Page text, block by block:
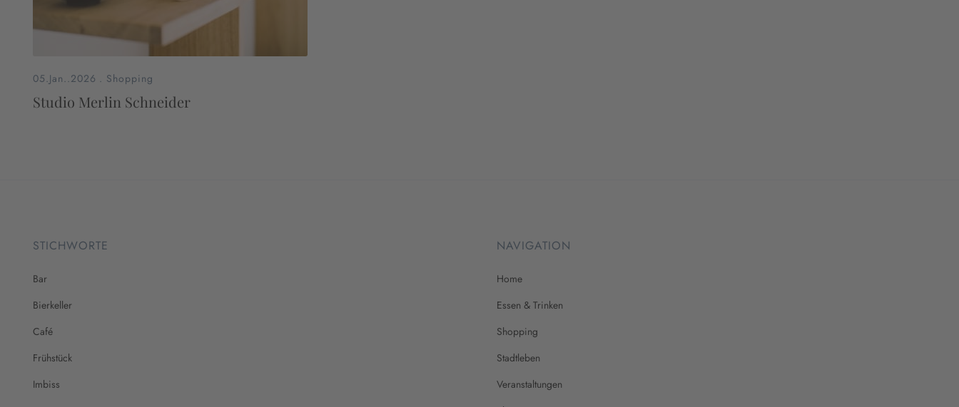
05.Jan..2026 . Shopping
Studio Merlin Schneider
STICHWORTE
Bar
Bierkeller
Café
Frühstück
Imbiss
NAVIGATION
Home
Essen & Trinken
Shopping
Stadtleben
Veranstaltungen